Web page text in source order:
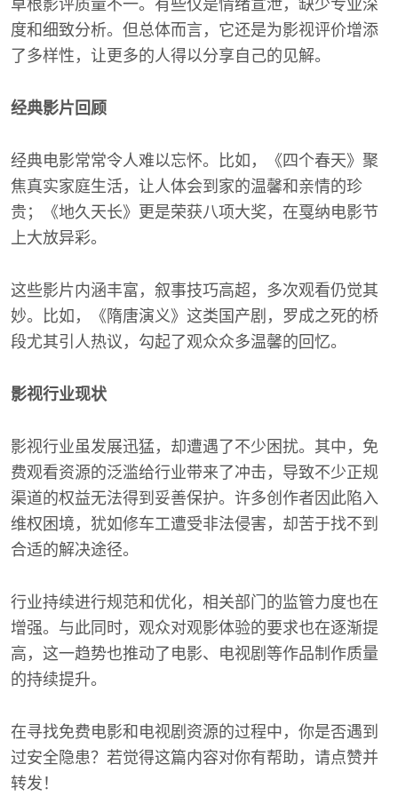
草根影评质量不一。有些仅是情绪宣泄，缺少专业深
度和细致分析。但总体而言，它还是为影视评价增添
了多样性，让更多的人得以分享自己的见解。
经典影片回顾
经典电影常常令人难以忘怀。比如，《四个春天》聚
焦真实家庭生活，让人体会到家的温馨和亲情的珍
贵；《地久天长》更是荣获八项大奖，在戛纳电影节
上大放异彩。
这些影片内涵丰富，叙事技巧高超，多次观看仍觉其
妙。比如，《隋唐演义》这类国产剧，罗成之死的桥
段尤其引人热议，勾起了观众众多温馨的回忆。
影视行业现状
影视行业虽发展迅猛，却遭遇了不少困扰。其中，免
费观看资源的泛滥给行业带来了冲击，导致不少正规
渠道的权益无法得到妥善保护。许多创作者因此陷入
维权困境，犹如修车工遭受非法侵害，却苦于找不到
合适的解决途径。
行业持续进行规范和优化，相关部门的监管力度也在
增强。与此同时，观众对观影体验的要求也在逐渐提
高，这一趋势也推动了电影、电视剧等作品制作质量
的持续提升。
在寻找免费电影和电视剧资源的过程中，你是否遇到
过安全隐患？若觉得这篇内容对你有帮助，请点赞并
转发！